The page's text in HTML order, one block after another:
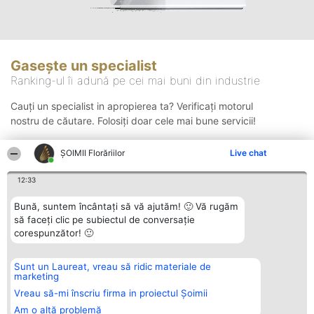
ȘOIMII Florăriilor Live chat
12:33
Bună, suntem încântați să vă ajutăm! 🙂 Vă rugăm
să faceți clic pe subiectul de conversație
corespunzător! 🙂
Sunt un Laureat, vreau să ridic materiale de
marketing
Vreau să-mi înscriu firma in proiectul Șoimii
Am o altă problemă
Gasește un specialist
Ranking-ul îi adună pe cei mai buni din industrie
Cauți un specialist in apropierea ta? Verificați motorul
nostru de căutare. Folosiți doar cele mai bune servicii!
Organizator Ranking
BRIGHT SOLUTIONS BR SRL
Aleea Timisul De Sus 2 Bl. A30
Sc. A Et. 4 Ap. 13 Cod 061952
București
Plebiscyt
Lista Tuturor
Laureaților
Contact